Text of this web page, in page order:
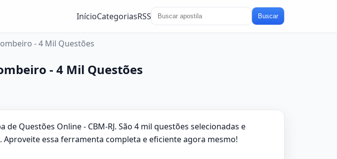
InícioCategoriasRSS Buscar
- 4 Mil Questões
- 4 Mil Questões
Questões Online - CBM-RJ. São 4 mil questões selecionadas e
essa ferramenta completa e eficiente agora mesmo!